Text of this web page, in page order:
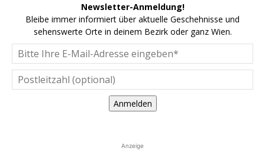
Newsletter-Anmeldung!
Bleibe immer informiert über aktuelle Geschehnisse und
sehenswerte Orte in deinem Bezirk oder ganz Wien.
Anmelden
Anzeige